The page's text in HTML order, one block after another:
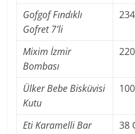
Gofgof Fındıklı
Gofret 7’li
Mixim İzmir
Bombası
Ülker Bebe Bisküvisi
Kutu
Eti Karamelli Bar 38